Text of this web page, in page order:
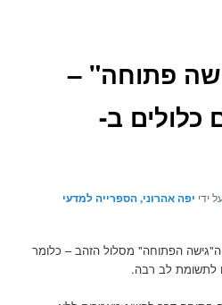
פתוחה" –
כלולים ב-
ידי יפה אהרוני, הספרייה למדעי
הפתוחה" מסלול הזהב – כלומר
לתשומת לב רבה.